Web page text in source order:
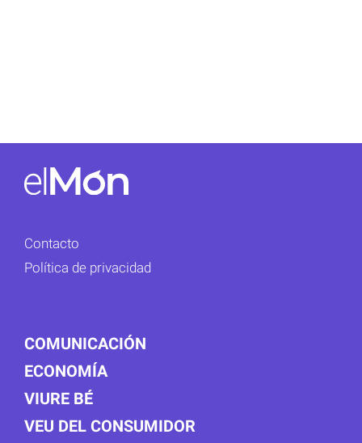
Contacto
Política de privacidad
COMUNICACIÓN
ECONOMÍA
VIURE BÉ
VEU DEL CONSUMIDOR